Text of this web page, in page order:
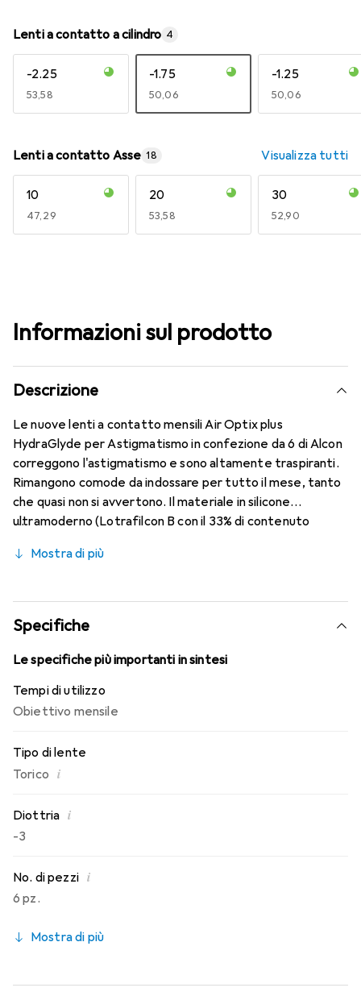
Lenti a contatto a cilindro 4
-2.25
EUR
53,58
-1.75
EUR
50,06
-1.25
EUR
50,06
Lenti a contatto Asse 18 Visualizza tutti
10
EUR
47,29
20
EUR
53,58
30
EUR
52,90
Informazioni sul prodotto
Descrizione
Le nuove lenti a contatto mensili Air Optix plus
HydraGlyde per Astigmatismo in confezione da 6 di Alcon
correggono l'astigmatismo e sono altamente traspiranti.
Rimangono comode da indossare per tutto il mese, tanto
che quasi non si avvertono. Il materiale in silicone
ultramoderno (Lotrafilcon B con il 33% di contenuto
Moisture Matrix e la nota tecnologia SmartShield,
conosci. Comfort e assenza di fastidi per tutto il giorno
con queste lenti mensili.
Mostra di più
Specifiche
Le specifiche più importanti in sintesi
Tempi di utilizzo
Obiettivo mensile
Tipo di lente
Torico i
Diottria i
-3
No. di pezzi i
6 pz.
Mostra di più